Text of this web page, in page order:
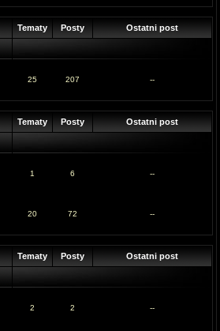
Tematy Posty Ostatni post
25 207 --
Tematy Posty Ostatni post
1 6 --
20 72 --
Tematy Posty Ostatni post
2 2 --